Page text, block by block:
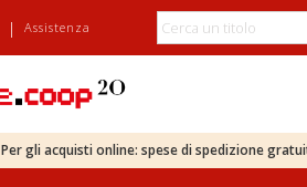
| Assistenza
Per gli acquisti online: spese di spedizione